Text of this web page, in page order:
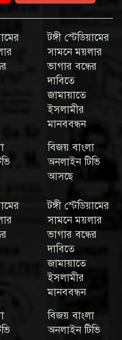
টঙ্গী স্টেডিয়ামের
সামনে ময়লার
ভাগার বন্ধের
দাবিতে
জামায়াতে
ইসলামীর
মানববন্ধন
বিজয় বাংলা
অনলাইন টিভি
আসছে
টঙ্গী স্টেডিয়ামের
সামনে ময়লার
ভাগার বন্ধের
দাবিতে
জামায়াতে
ইসলামীর
মানববন্ধন
বিজয় বাংলা
অনলাইন টিভি